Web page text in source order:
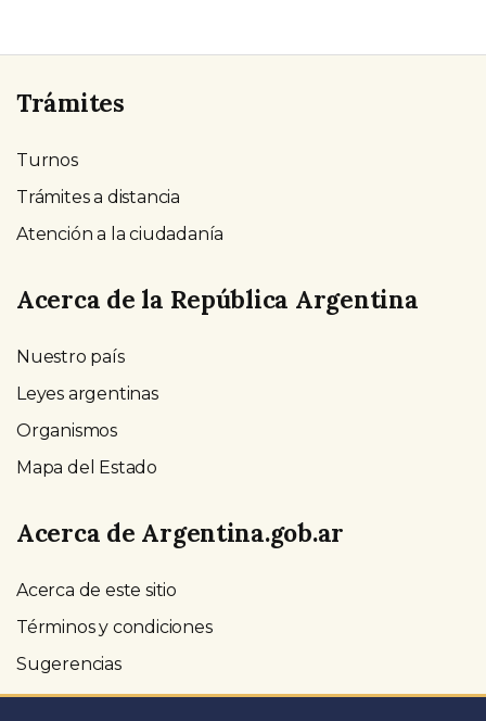
Trámites
Turnos
Trámites a distancia
Atención a la ciudadanía
Acerca de la República Argentina
Nuestro país
Leyes argentinas
Organismos
Mapa del Estado
Acerca de Argentina.gob.ar
Acerca de este sitio
Términos y condiciones
Sugerencias